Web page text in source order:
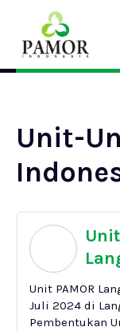
Unit-
Unit PAMOR
Juli 2024 di
Pembentukan